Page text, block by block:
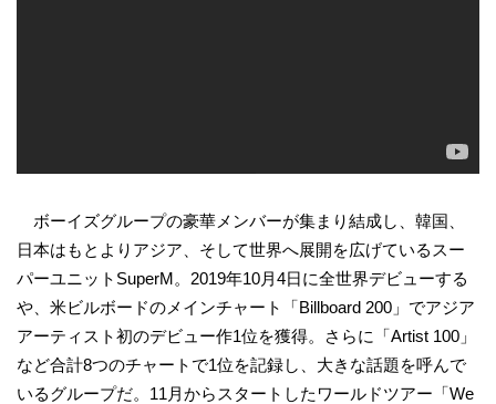
ボーイズグループの豪華メンバーが集まり結成し、韓国、
日本はもとよりアジア、そして世界へ展開を広げているスー
パーユニットSuperM。2019年10月4日に全世界デビューする
や、米ビルボードのメインチャート「Billboard 200」でアジア
アーティスト初のデビュー作1位を獲得。さらに「Artist 100」
など合計8つのチャートで1位を記録し、大きな話題を呼んで
いるグループだ。11月からスタートしたワールドツアー「We